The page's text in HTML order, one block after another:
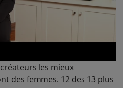
les mieux
des femmes. 12 des 13 plus